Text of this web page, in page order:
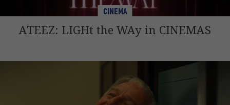
CINEMA
ATEEZ: LIGHt the WAy in CINEMAS